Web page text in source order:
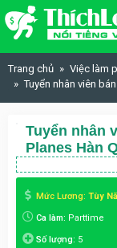
Skip to content
Trang chủ
Việc làm
Tuyển nhân viên
Tuyển nhân
Planes Hàn
Mức Lương: Tùy
Ca làm: Parttime
Số lượng: 5